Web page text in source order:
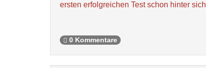
ersten erfolgreichen Test schon hinter sich
0 Kommentare